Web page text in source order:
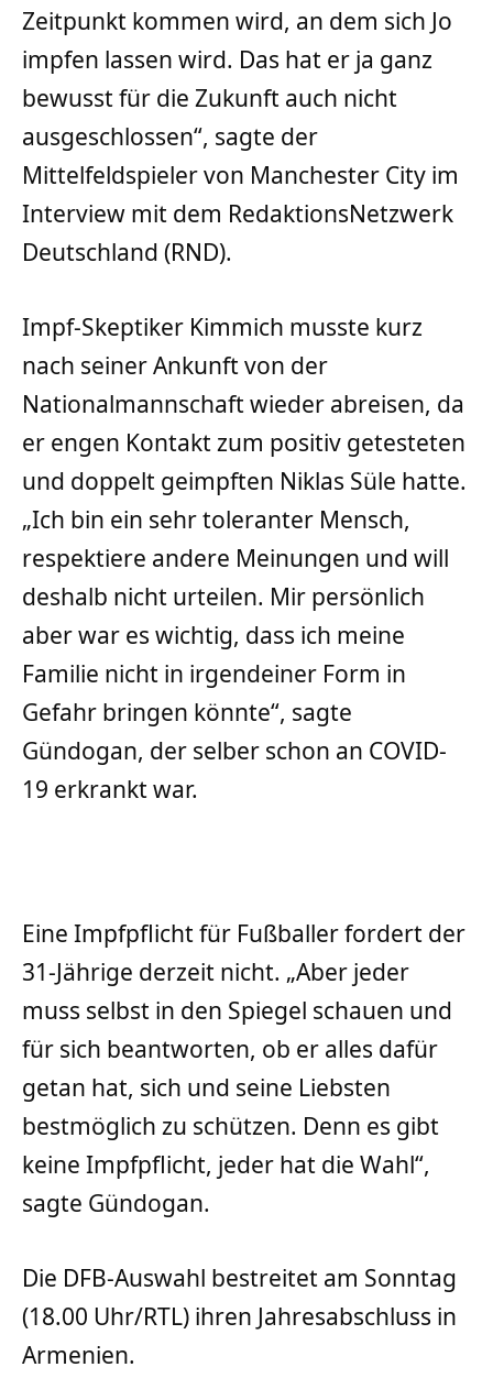
Zeitpunkt kommen wird, an dem sich Jo
impfen lassen wird. Das hat er ja ganz
bewusst für die Zukunft auch nicht
ausgeschlossen“, sagte der
Mittelfeldspieler von Manchester City im
Interview mit dem RedaktionsNetzwerk
Deutschland (RND).
Impf-Skeptiker Kimmich musste kurz
nach seiner Ankunft von der
Nationalmannschaft wieder abreisen, da
er engen Kontakt zum positiv getesteten
und doppelt geimpften Niklas Süle hatte.
„Ich bin ein sehr toleranter Mensch,
respektiere andere Meinungen und will
deshalb nicht urteilen. Mir persönlich
aber war es wichtig, dass ich meine
Familie nicht in irgendeiner Form in
Gefahr bringen könnte“, sagte
Gündogan, der selber schon an COVID-
19 erkrankt war.
Eine Impfpflicht für Fußballer fordert der
31-Jährige derzeit nicht. „Aber jeder
muss selbst in den Spiegel schauen und
für sich beantworten, ob er alles dafür
getan hat, sich und seine Liebsten
bestmöglich zu schützen. Denn es gibt
keine Impfpflicht, jeder hat die Wahl“,
sagte Gündogan.
Die DFB-Auswahl bestreitet am Sonntag
(18.00 Uhr/RTL) ihren Jahresabschluss in
Armenien.